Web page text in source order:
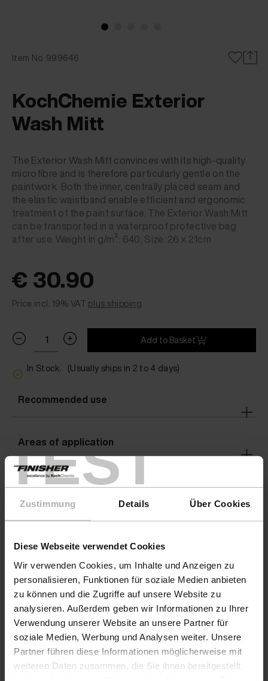
TEST
Zustimmung Details Über Cookies
Diese Webseite verwendet Cookies
Wir verwenden Cookies, um Inhalte und Anzeigen zu
personalisieren, Funktionen für soziale Medien anbieten
zu können und die Zugriffe auf unsere Website zu
analysieren. Außerdem geben wir Informationen zu Ihrer
Verwendung unserer Website an unsere Partner für
soziale Medien, Werbung und Analysen weiter. Unsere
Partner führen diese Informationen möglicherweise mit
weiteren Daten zusammen, die Sie ihnen bereitgestellt
Item No. 999646
KochChemie Exterior
Wash Mitt
The Exterior Wash Mitt convinces with its high-quality
microfibre and is therefore particularly gentle on the
paintwork. Both the inner, centrally placed seam and
the elastic waistband enable efficient and ergonomic
treatment of the paint surface. The Exterior Wash Mitt
can be transported in a waterproof protective bag
after use. Weight in g/m²: 640; Size: 26 x 21cm
€ 30.90
Price incl. 19% VAT plus shipping
Add to Basket
In Stock. (Usually ships in 2 to 4 days)
Recommended use
Areas of application
Warnings